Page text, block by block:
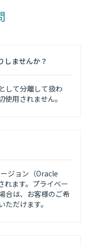
しませんか？
して分離して扱わ
用されません。
ジョン（Oracle
れます。プライベー
合は、お客様のご希
だけます。